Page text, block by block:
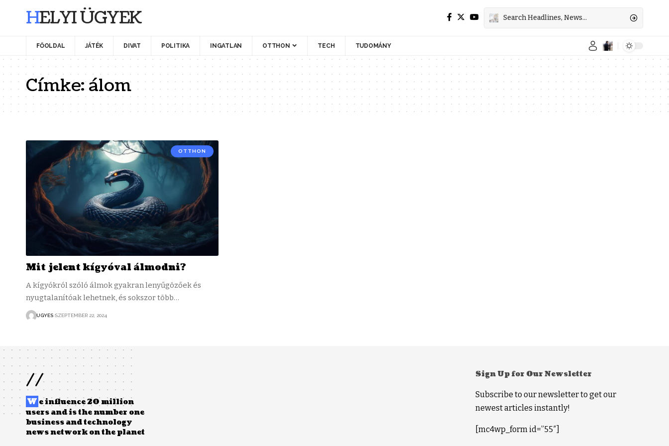
HELYI ÜGYEK
FŐOLDAL JÁTÉK DIVAT POLITIKA INGATLAN OTTHON TECH TUDOMÁNY
Címke:álom
OTTHON
Mit jelent kígyóval álmodni?
A kígyókról szóló álmok gyakran lenyűgözőek és
nyugtalanítóak lehetnek, és sokszor több…
UGYES SZEPTEMBER 22, 2024
//
W e influence 20 million
users and is the number one
business and technology
news network on the planet
Sign Up for Our Newsletter
Subscribe to our newsletter to get our
newest articles instantly!
[mc4wp_form id=”55″]